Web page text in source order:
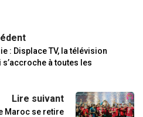
: Displace TV, la télévision
s’accroche à toutes les
Lire suivant
Maroc se retire